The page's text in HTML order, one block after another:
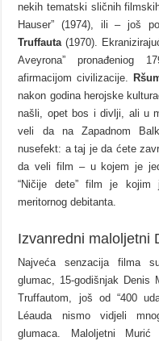
nekih tematski sličnih
Hauser” (1974), ili – još
Truffauta(1970).
Aveyrona” pronađeniog
afirmacijom civilizacije.
nakon godina herojske
našli, opet bos i divlji, ali u
veli da na Zapadnom
nusefekt: a taj je da ćete
da veli film – u kojem je
“Ničije dete” film je
meritornog debitanta.
Izvanredni maloljetni
Najveća senzacija filma
glumac, 15-godišnjak Denis
Truffautom, još od “400
Léauda nismo vidjeli
glumaca. Maloljetni